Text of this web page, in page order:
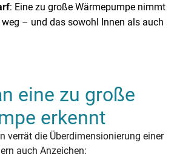
: Eine zu große Wärmepumpe nimmt
– und das sowohl Innen als auch
eine zu große
erkennt
verrät die Überdimensionierung einer
auch Anzeichen: